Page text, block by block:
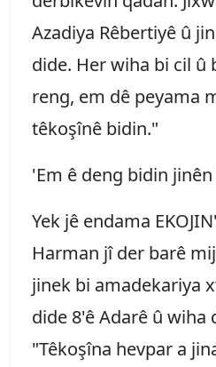
Azadiya Rêbertiyê û
dide. Her wiha bi cil û
reng, em dê peyama
têkoşînê bidin."
'Em ê deng bidin
Yek jê endama
Harman jî der barê
jinek bi amadekariya
dide 8'ê Adarê û wiha
"Têkoşîna hevpar a